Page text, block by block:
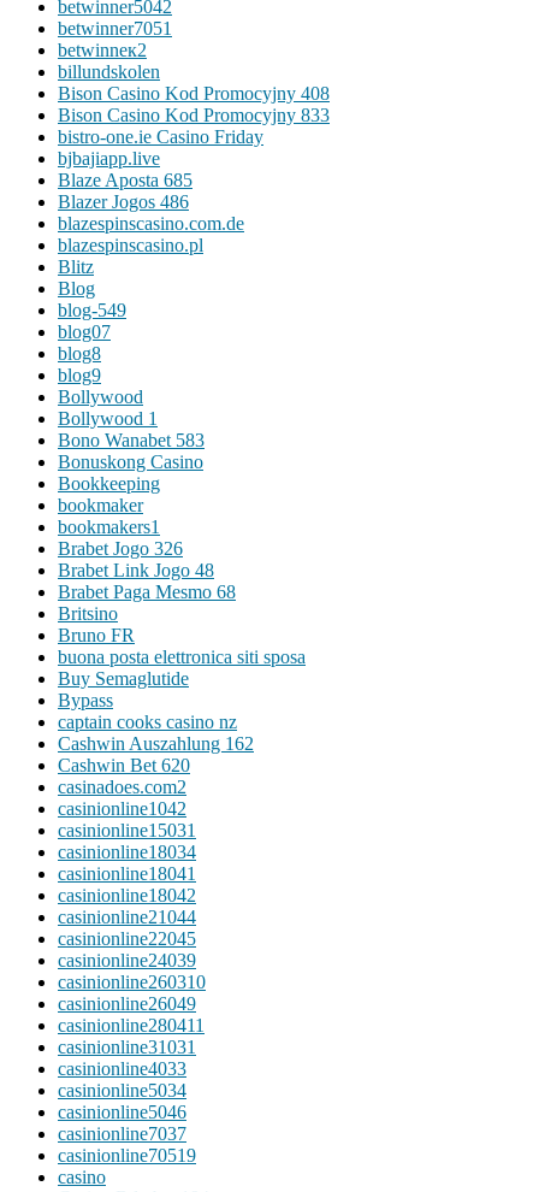
betwinner5042
betwinner7051
betwinneк2
billundskolen
Bison Casino Kod Promocyjny 408
Bison Casino Kod Promocyjny 833
bistro-one.ie Casino Friday
bjbajiapp.live
Blaze Aposta 685
Blazer Jogos 486
blazespinscasino.com.de
blazespinscasino.pl
Blitz
Blog
blog-549
blog07
blog8
blog9
Bollywood
Bollywood 1
Bono Wanabet 583
Bonuskong Casino
Bookkeeping
bookmaker
bookmakers1
Brabet Jogo 326
Brabet Link Jogo 48
Brabet Paga Mesmo 68
Britsino
Bruno FR
buona posta elettronica siti sposa
Buy Semaglutide
Bypass
captain cooks casino nz
Cashwin Auszahlung 162
Cashwin Bet 620
casinadoes.com2
casinionline1042
casinionline15031
casinionline18034
casinionline18041
casinionline18042
casinionline21044
casinionline22045
casinionline24039
casinionline260310
casinionline26049
casinionline280411
casinionline31031
casinionline4033
casinionline5034
casinionline5046
casinionline7037
casinionline70519
casino